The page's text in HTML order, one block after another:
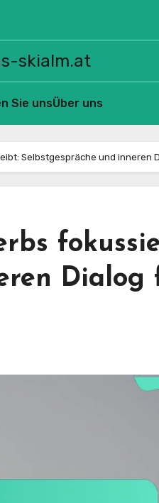
skialm.at
Sie unsÜber uns
Selbstgespräche und inneren
Dialog